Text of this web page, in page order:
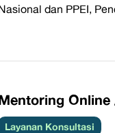
dan PPEI,
Layanan Konsultasi